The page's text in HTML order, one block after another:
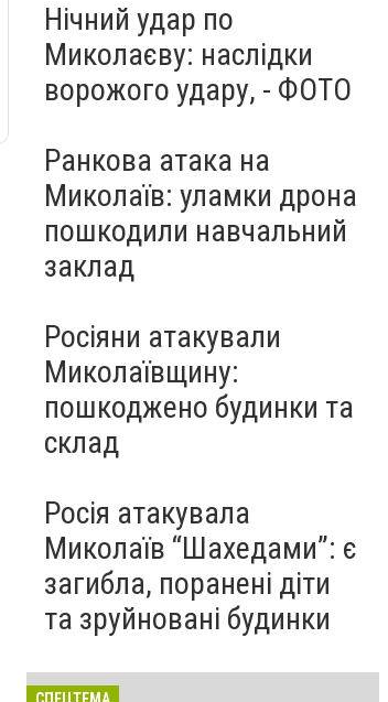
Нічний удар по
Миколаєву: наслідки
ворожого удару, - ФОТО
Ранкова атака на
Миколаїв: уламки дрона
пошкодили навчальний
заклад
Росіяни атакували
Миколаївщину:
пошкоджено будинки та
склад
Росія атакувала
Миколаїв “Шахедами”: є
загибла, поранені діти
та зруйновані будинки